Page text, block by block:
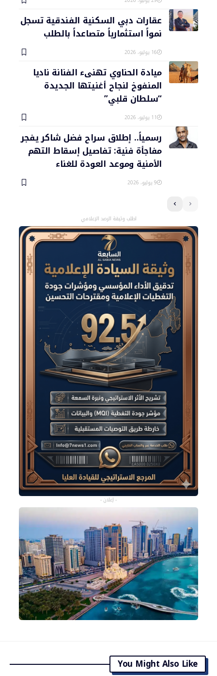
عقارات دبي السكنية الفندقية تسجل
نمواً استثمارياً متصاعداً بالطلب
16 يوليو، 2026
ميادة الحناوي تهنىء الفنانة ناديا
المنفوخ لنجاح أغنيتها الجديدة
“سلطان قلبي”
11 يوليو، 2026
رسمياً.. إطلاق سراح فضل شاكر يفجر
مفاجأة فنية: تفاصيل إسقاط التهم
الأمنية وموعد العودة للغناء
9 يوليو، 2026
اطلب وثيقة الرصد الإعلامي
- إعلان -
You Might Also Like